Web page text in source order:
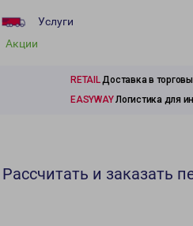
Услуги
Акции
RETAILДоставка в
EASYWAYЛогистика для
Рассчитать и заказать